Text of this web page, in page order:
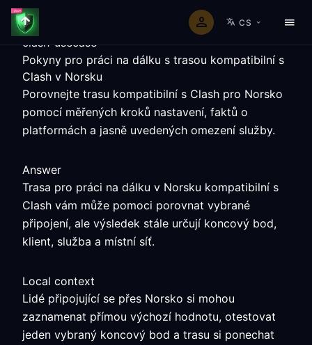
CS
clash-usecase
Pokyny pro práci na dálku s trasou kompatibilní s
Clash v Norsku
Porovnejte trasu kompatibilní s Clash pro Norsko
pomocí měřených kroků nastavení, faktů o
platformách a jasně uvedených omezení služby.
Answer
Trasa pro práci na dálku v Norsku kompatibilní s
Clash vám může pomoci porovnat vybrané
připojení, ale výsledek stále určují koncový bod,
klient, služba a místní síť.
Local context
Lidé připojující se přes Norsko si mohou
zaznamenat přímou výchozí hodnotu, otestovat
jeden vybraný koncový bod a trasu si ponechat